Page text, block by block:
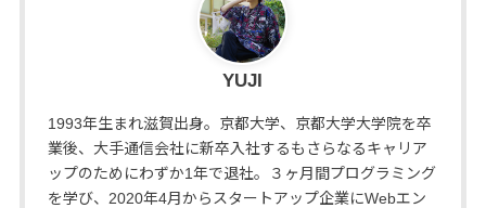
YUJI
1993年生まれ滋賀出身。京都大学、京都大学大学院を卒
業後、大手通信会社に新卒入社するもさらなるキャリア
ップのためにわずか1年で退社。３ヶ月間プログラミング
を学び、2020年4月からスタートアップ企業にWebエン